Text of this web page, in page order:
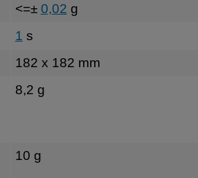
<=± 0,02 g
1 s
182 x 182 mm
8,2 g
10 g